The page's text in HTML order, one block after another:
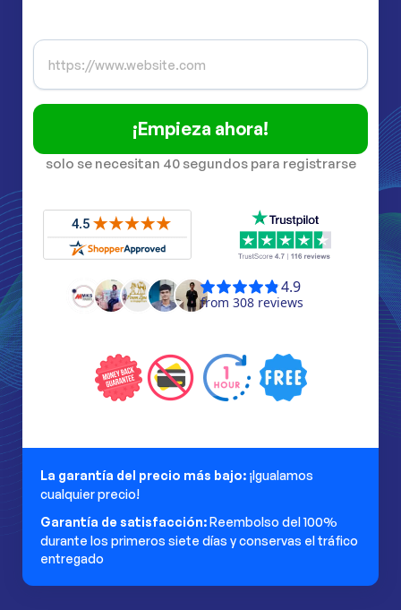
¡Empieza ahora!
solo se necesitan 40 segundos para registrarse
La garantía del precio más bajo: ¡Igualamos
cualquier precio!
Garantía de satisfacción:Reembolso del 100%
durante los primeros siete días y conservas el tráfico
entregado